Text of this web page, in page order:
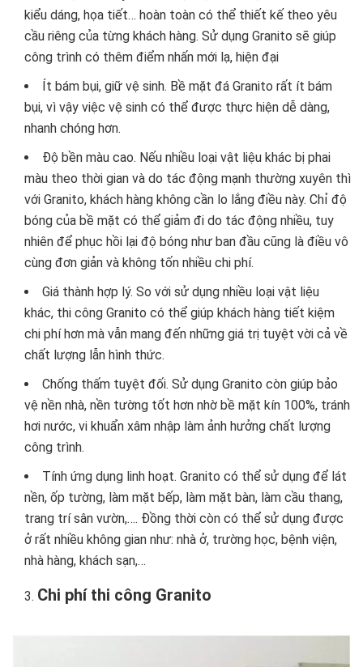
kiểu dáng, họa tiết… hoàn toàn có thể thiết kế theo yêu
cầu riêng của từng khách hàng. Sử dụng Granito sẽ giúp
công trình có thêm điểm nhấn mới lạ, hiện đại
Ít bám bụi, giữ vệ sinh. Bề mặt đá Granito rất ít bám
bụi, vì vậy việc vệ sinh có thể được thực hiện dễ dàng,
nhanh chóng hơn.
Độ bền màu cao. Nếu nhiều loại vật liệu khác bị phai
màu theo thời gian và do tác động mạnh thường xuyên thì
với Granito, khách hàng không cần lo lắng điều này. Chỉ độ
bóng của bề mặt có thể giảm đi do tác động nhiều, tuy
nhiên để phục hồi lại độ bóng như ban đầu cũng là điều vô
cùng đơn giản và không tốn nhiều chi phí.
Giá thành hợp lý. So với sử dụng nhiều loại vật liệu
khác, thi công Granito có thể giúp khách hàng tiết kiệm
chi phí hơn mà vẫn mang đến những giá trị tuyệt vời cả về
chất lượng lẫn hình thức.
Chống thấm tuyệt đối. Sử dụng Granito còn giúp bảo
vệ nền nhà, nền tường tốt hơn nhờ bề mặt kín 100%, tránh
hơi nước, vi khuẩn xâm nhập làm ảnh hưởng chất lượng
công trình.
Tính ứng dụng linh hoạt. Granito có thể sử dụng để lát
nền, ốp tường, làm mặt bếp, làm mặt bàn, làm cầu thang,
trang trí sân vườn,…. Đồng thời còn có thể sử dụng được
ở rất nhiều không gian như: nhà ở, trường học, bệnh viện,
nhà hàng, khách sạn,…
Chi phí thi công Granito